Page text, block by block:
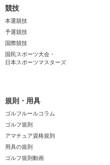
競技
本選競技
予選競技
国際競技
国民スポーツ大会・
日本スポーツマスターズ
規則・用具
ゴルフルールコラム
ゴルフ規則
アマチュア資格規則
用具の規則
ゴルフ規則動画